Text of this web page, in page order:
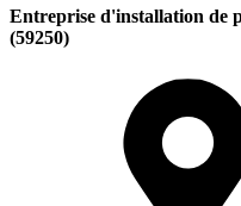
Entreprise d'installation de
(59250)